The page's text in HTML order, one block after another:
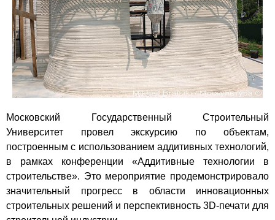
Московский Государственный Строительный
Университет провел экскурсию по объектам,
построенным с использованием аддитивных технологий,
в рамках конференции «Аддитивные технологии в
строительстве». Это мероприятие продемонстрировало
значительный прогресс в области инновационных
строительных решений и перспективность 3D-печати для